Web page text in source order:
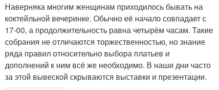
Наверняка многим женщинам приходилось бывать на
коктейльной вечеринке. Обычно её начало совпадает с
17-00, а продолжительность равна четырём часам. Такие
собрания не отличаются торжественностью, но знание
ряда правил относительно выбора платьев и
дополнений к ним всё же необходимо. В наши дни часто
за этой вывеской скрываются выставки и презентации.